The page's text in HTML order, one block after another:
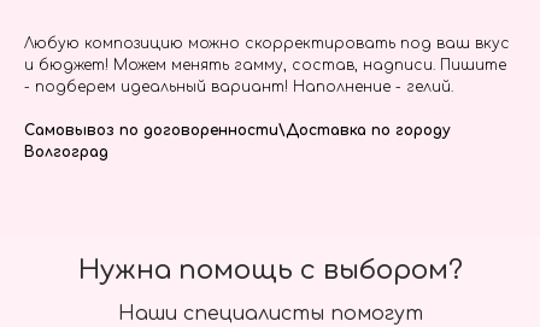
Любую композицию можно скорректировать под ваш вкус
и бюджет! Можем менять гамму, состав, надписи. Пишите
- подберем идеальный вариант! Наполнение - гелий.
Самовывоз по договоренности\Доставка по городу
Волгоград
Наши специалисты помогут
Нужна помощь с выбором?